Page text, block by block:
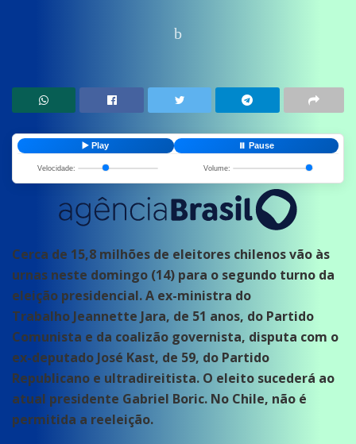
▶️ Play ⏸️ Pause
Velocidade: Volume:
Cerca de 15,8 milhões de eleitores chilenos vão às
urnas neste domingo (14) para o segundo turno da
eleição presidencial. A ex-ministra do
Trabalho Jeannette Jara, de 51 anos, do Partido
Comunista e da coalizão governista, disputa com o
ex-deputado José Kast, de 59, do Partido
Republicano e ultradireitista. O eleito sucederá ao
atual presidente Gabriel Boric. No Chile, não é
permitida a reeleição.